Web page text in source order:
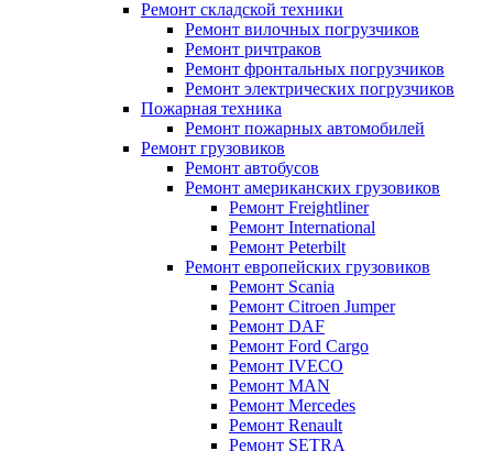
Ремонт складской техники
Ремонт вилочных погрузчиков
Ремонт ричтраков
Ремонт фронтальных погрузчиков
Ремонт электрических погрузчиков
Пожарная техника
Ремонт пожарных автомобилей
Ремонт грузовиков
Ремонт автобусов
Ремонт американских грузовиков
Ремонт Freightliner
Ремонт International
Ремонт Peterbilt
Ремонт европейских грузовиков
Ремонт Scania
Ремонт Citroen Jumper
Ремонт DAF
Ремонт Ford Cargo
Ремонт IVECO
Ремонт MAN
Ремонт Mercedes
Ремонт Renault
Ремонт SETRA